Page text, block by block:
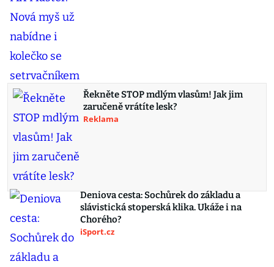
Řekněte STOP mdlým vlasům! Jak jim
zaručeně vrátíte lesk?
Reklama
Deniova cesta: Sochůrek do základu a
slávistická stoperská klika. Ukáže i na
Chorého?
iSport.cz